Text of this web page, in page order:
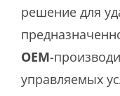
решение для
OEM-
управляемых